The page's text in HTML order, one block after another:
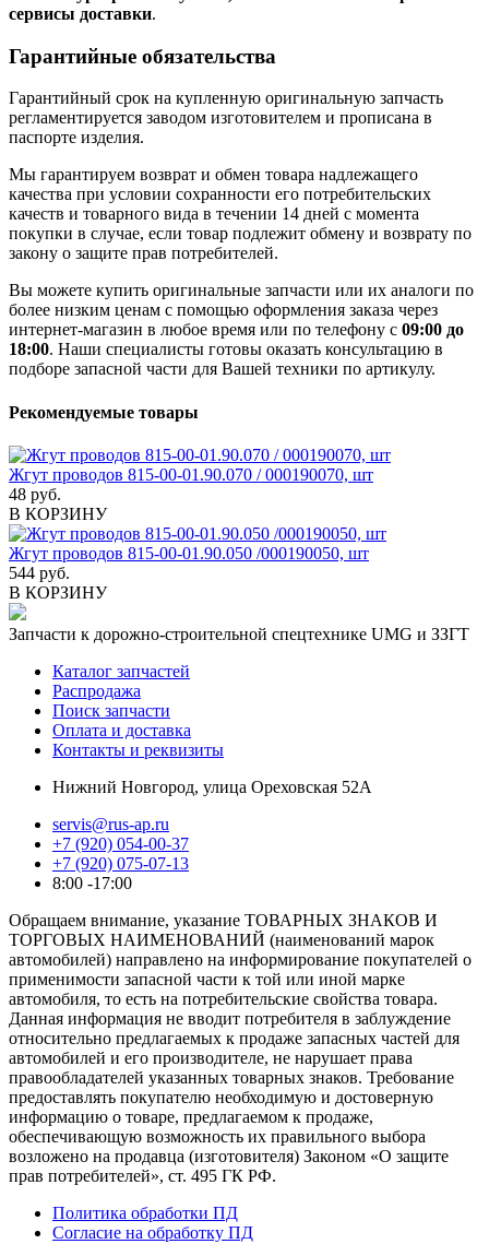
сервисы доставки.
Гарантийные обязательства
Гарантийный срок на купленную оригинальную запчасть
регламентируется заводом изготовителем и прописана в
паспорте изделия.
Мы гарантируем возврат и обмен товара надлежащего
качества при условии сохранности его потребительских
качеств и товарного вида в течении 14 дней с момента
покупки в случае, если товар подлежит обмену и возврату по
закону о защите прав потребителей.
Вы можете купить оригинальные запчасти или их аналоги по
более низким ценам с помощью оформления заказа через
интернет-магазин в любое время или по телефону с 09:00 до
18:00. Наши специалисты готовы оказать консультацию в
подборе запасной части для Вашей техники по артикулу.
Рекомендуемые товары
Жгут проводов 815-00-01.90.070 / 000190070, шт
48 руб.
В КОРЗИНУ
Жгут проводов 815-00-01.90.050 /000190050, шт
544 руб.
В КОРЗИНУ
Запчасти к дорожно-строительной спецтехнике UMG и ЗЗГТ
Каталог запчастей
Распродажа
Поиск запчасти
Оплата и доставка
Контакты и реквизиты
Нижний Новгород, улица Ореховская 52А
servis@rus-ap.ru
+7 (920) 054-00-37
+7 (920) 075-07-13
8:00 -17:00
Обращаем внимание, указание ТОВАРНЫХ ЗНАКОВ И
ТОРГОВЫХ НАИМЕНОВАНИЙ (наименований марок
автомобилей) направлено на информирование покупателей о
применимости запасной части к той или иной марке
автомобиля, то есть на потребительские свойства товара.
Данная информация не вводит потребителя в заблуждение
относительно предлагаемых к продаже запасных частей для
автомобилей и его производителе, не нарушает права
правообладателей указанных товарных знаков. Требование
предоставлять покупателю необходимую и достоверную
информацию о товаре, предлагаемом к продаже,
обеспечивающую возможность их правильного выбора
возложено на продавца (изготовителя) Законом «О защите
прав потребителей», ст. 495 ГК РФ.
Политика обработки ПД
Согласие на обработку ПД